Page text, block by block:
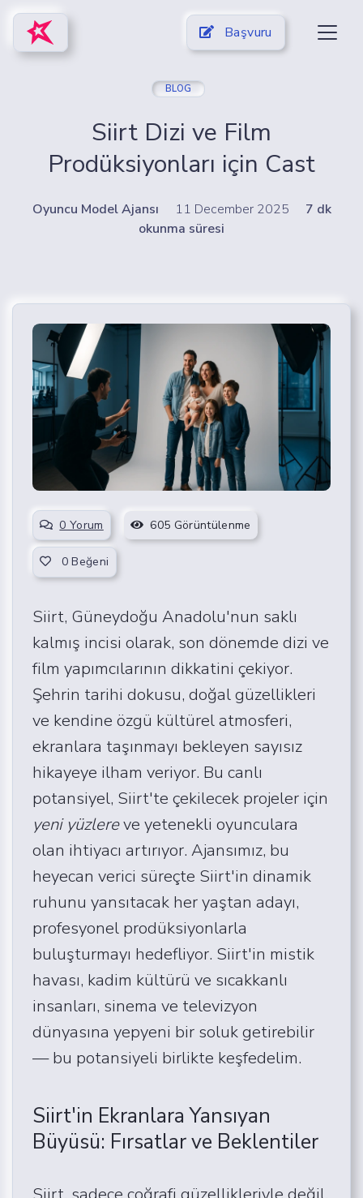
Başvuru
BLOG
Siirt Dizi ve Film
Prodüksiyonları için Cast
Oyuncu Model Ajansı 11 December 2025
7 dk
okunma süresi
0 Yorum 605 Görüntülenme
0 Beğeni
Siirt, Güneydoğu Anadolu'nun saklı
kalmış incisi olarak, son dönemde dizi ve
film yapımcılarının dikkatini çekiyor.
Şehrin tarihi dokusu, doğal güzellikleri
ve kendine özgü kültürel atmosferi,
ekranlara taşınmayı bekleyen sayısız
hikayeye ilham veriyor. Bu canlı
potansiyel, Siirt'te çekilecek projeler için
yeni yüzlereve yetenekli oyunculara
olan ihtiyacı artırıyor. Ajansımız, bu
heyecan verici süreçte Siirt'in dinamik
ruhunu yansıtacak her yaştan adayı,
profesyonel prodüksiyonlarla
buluşturmayı hedefliyor. Siirt'in mistik
havası, kadim kültürü ve sıcakkanlı
insanları, sinema ve televizyon
dünyasına yepyeni bir soluk getirebilir
— bu potansiyeli birlikte keşfedelim.
Siirt'in Ekranlara Yansıyan
Büyüsü: Fırsatlar ve Beklentiler